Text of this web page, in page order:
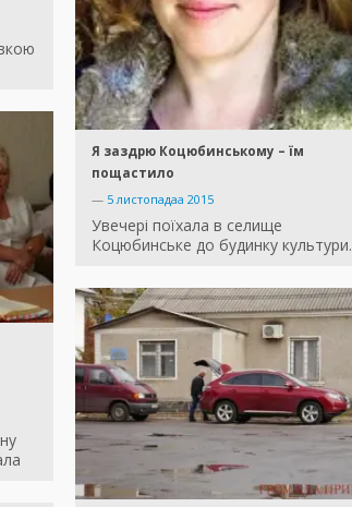
Я заздрю Коцюбинському – їм
пощастило
— 5 листопадаа 2015
Увечері поїхала в селище
Коцюбинське до будинку культури.